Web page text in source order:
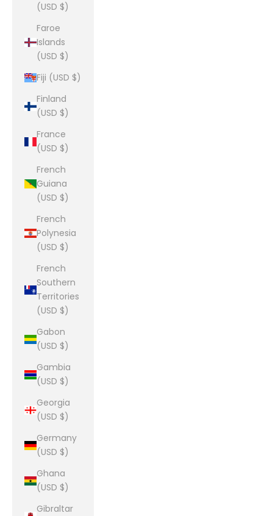
(USD $)
Faroe
Islands
(USD $)
Fiji (USD $)
Finland
(USD $)
France
(USD $)
French
Guiana
(USD $)
French
Polynesia
(USD $)
French
Southern
Territories
(USD $)
Gabon
(USD $)
Gambia
(USD $)
Georgia
(USD $)
Germany
(USD $)
Ghana
(USD $)
Gibraltar